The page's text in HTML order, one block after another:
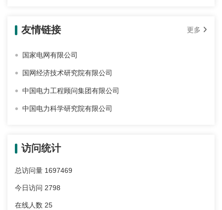
友情链接 更多
国家电网有限公司
国网经济技术研究院有限公司
中国电力工程顾问集团有限公司
中国电力科学研究院有限公司
访问统计
总访问量 1697469
今日访问 2798
在线人数 25